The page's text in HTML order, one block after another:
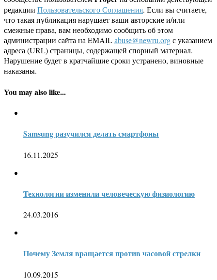
редакции Пользовательского Соглашения. Если вы считаете,
что такая публикация нарушает ваши авторские и/или
смежные права, вам необходимо сообщить об этом
администрации сайта на EMAILabuse@newru.orgс указанием
адреса (URL) страницы, содержащей спорный материал.
Нарушение будет в кратчайшие сроки устранено, виновные
наказаны.
You may also like...
Samsung разучился делать смартфоны
16.11.2025
Технологии изменили человеческую физиологию
24.03.2016
Почему Земля вращается против часовой стрелки
10.09.2015